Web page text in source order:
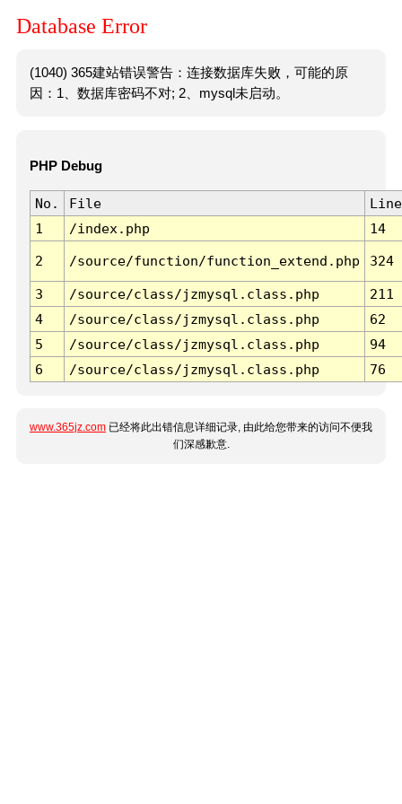
Database Error
(1040) 365建站错误警告：连接数据库失败，可能的原
因：1、数据库密码不对; 2、mysql未启动。
PHP Debug
No. File
Line
1
/index.php 14
2 /source/function/function_extend.php 324
3 /source/class/jzmysql.class.php
211
4
/source/class/jzmysql.class.php
62
5
/source/class/jzmysql.class.php
94
6
/source/class/jzmysql.class.php 76
www.365jz.com 已经将此出错信息详细记录, 由此给您带来的访问不便我
们深感歉意.